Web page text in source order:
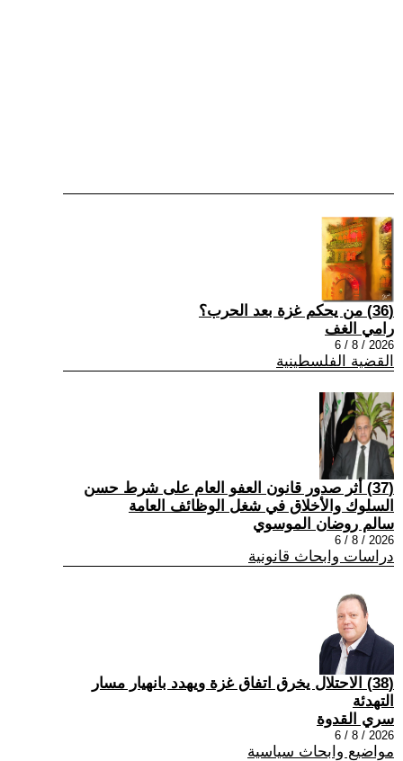
(36) من يحكم غزة بعد الحرب؟
رامي الغف
2026 / 8 / 6
القضية الفلسطينية
(37) أثر صدور قانون العفو العام على شرط حسن
السلوك والأخلاق في شغل الوظائف العامة
سالم روضان الموسوي
2026 / 8 / 6
دراسات وابحاث قانونية
(38) الاحتلال يخرق اتفاق غزة ويهدد بانهيار مسار
التهدئة
سري القدوة
2026 / 8 / 6
مواضيع وابحاث سياسية